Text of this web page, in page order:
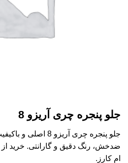
جلو پنجره چری آریزو 8
جلو پنجره چری آریزو
ضدخش، رنگ دقیق و گارانتی. خرید از
ام کارز.